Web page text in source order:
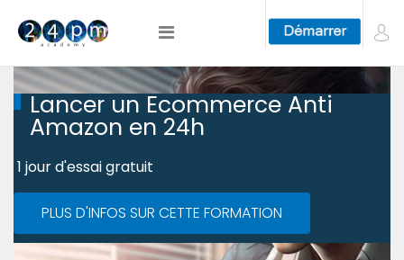
Lancer un Ecommerce Anti
Amazon en 24h
1 jour d'essai gratuit
PLUS D'INFOS SUR CETTE FORMATION